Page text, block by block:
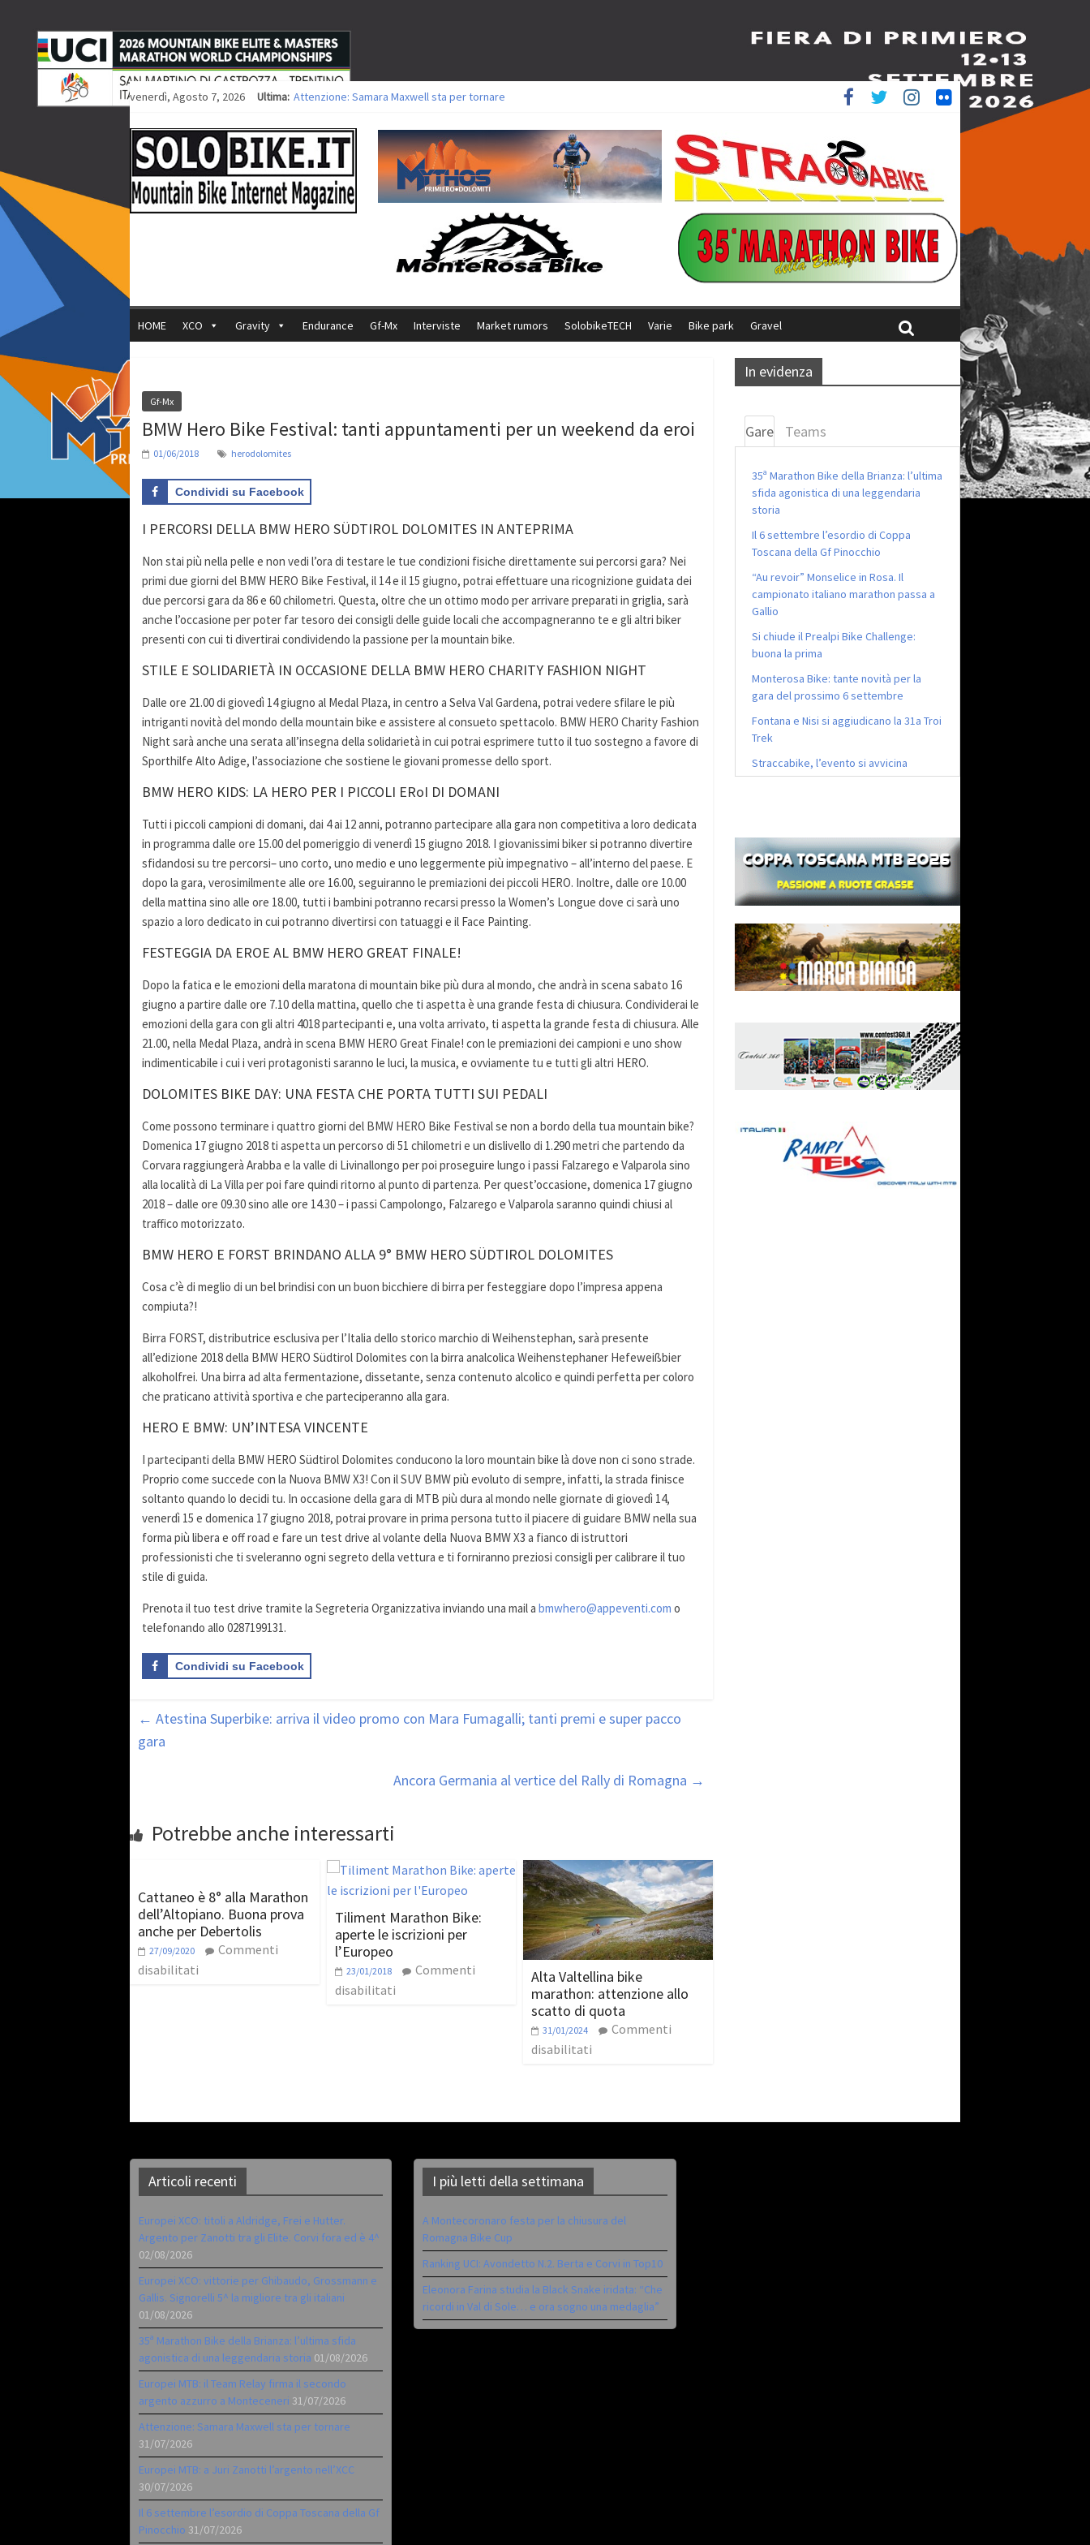
venerdì, Agosto 7, 2026 Ultima: Attenzione: Samara Maxwell sta per tornare
Europei XCO: vittorie per Ghibaudo, Grossmann e Gallis. Signorelli 5^ la migliore tra gli italiani
35ª Marathon Bike della Brianza: l’ultima sfida agonistica di una leggendaria storia
Europei MTB: il Team Relay firma il secondo argento azzurro a Monteceneri
HOME XCO Gravity Endurance Gf-Mx Interviste Market rumors SolobikeTECH Varie Bike park Gravel
Gf-Mx
BMW Hero Bike Festival: tanti appuntamenti per un weekend da eroi
01/06/2018 herodolomites
Condividi su Facebook
I PERCORSI DELLA BMW HERO SÜDTIROL DOLOMITES IN ANTEPRIMA
Non stai più nella pelle e non vedi l’ora di testare le tue condizioni fisiche direttamente sui percorsi gara? Nei
primi due giorni del BMW HERO Bike Festival, il 14 e il 15 giugno, potrai effettuare una ricognizione guidata dei
due percorsi gara da 86 e 60 chilometri. Questa, oltre che un ottimo modo per arrivare preparati in griglia, sarà
anche l’occasione per poter far tesoro dei consigli delle guide locali che accompagneranno te e gli altri biker
presenti con cui ti divertirai condividendo la passione per la mountain bike.
STILE E SOLIDARIETÀ IN OCCASIONE DELLA BMW HERO CHARITY FASHION NIGHT
Dalle ore 21.00 di giovedì 14 giugno al Medal Plaza, in centro a Selva Val Gardena, potrai vedere sfilare le più
intriganti novità del mondo della mountain bike e assistere al consueto spettacolo. BMW HERO Charity Fashion
Night sarà anche una serata all’insegna della solidarietà in cui potrai esprimere tutto il tuo sostegno a favore di
Sporthilfe Alto Adige, l’associazione che sostiene le giovani promesse dello sport.
BMW HERO KIDS: LA HERO PER I PICCOLI ERoI DI DOMANI
Tutti i piccoli campioni di domani, dai 4 ai 12 anni, potranno partecipare alla gara non competitiva a loro dedicata
in programma dalle ore 15.00 del pomeriggio di venerdì 15 giugno 2018. I giovanissimi biker si potranno divertire
sfidandosi su tre percorsi– uno corto, uno medio e uno leggermente più impegnativo – all’interno del paese. E
dopo la gara, verosimilmente alle ore 16.00, seguiranno le premiazioni dei piccoli HERO. Inoltre, dalle ore 10.00
della mattina sino alle ore 18.00, tutti i bambini potranno recarsi presso la Women’s Longue dove ci sarà uno
spazio a loro dedicato in cui potranno divertirsi con tatuaggi e il Face Painting.
FESTEGGIA DA EROE AL BMW HERO GREAT FINALE!
Dopo la fatica e le emozioni della maratona di mountain bike più dura al mondo, che andrà in scena sabato 16
giugno a partire dalle ore 7.10 della mattina, quello che ti aspetta è una grande festa di chiusura. Condividerai le
emozioni della gara con gli altri 4018 partecipanti e, una volta arrivato, ti aspetta la grande festa di chiusura. Alle
21.00, nella Medal Plaza, andrà in scena BMW HERO Great Finale! con le premiazioni dei campioni e uno show
indimenticabile i cui i veri protagonisti saranno le luci, la musica, e ovviamente tu e tutti gli altri HERO.
DOLOMITES BIKE DAY: UNA FESTA CHE PORTA TUTTI SUI PEDALI
Come possono terminare i quattro giorni del BMW HERO Bike Festival se non a bordo della tua mountain bike?
Domenica 17 giugno 2018 ti aspetta un percorso di 51 chilometri e un dislivello di 1.290 metri che partendo da
Corvara raggiungerà Arabba e la valle di Livinallongo per poi proseguire lungo i passi Falzarego e Valparola sino
alla località di La Villa per poi fare quindi ritorno al punto di partenza. Per quest’occasione, domenica 17 giugno
2018 – dalle ore 09.30 sino alle ore 14.30 – i passi Campolongo, Falzarego e Valparola saranno quindi chiusi al
traffico motorizzato.
BMW HERO E FORST BRINDANO ALLA 9° BMW HERO SÜDTIROL DOLOMITES
Cosa c’è di meglio di un bel brindisi con un buon bicchiere di birra per festeggiare dopo l’impresa appena
compiuta?!
Birra FORST, distributrice esclusiva per l’Italia dello storico marchio di Weihenstephan, sarà presente
all’edizione 2018 della BMW HERO Südtirol Dolomites con la birra analcolica Weihenstephaner Hefeweißbier
alkoholfrei. Una birra ad alta fermentazione, dissetante, senza contenuto alcolico e quindi perfetta per coloro
che praticano attività sportiva e che parteciperanno alla gara.
HERO E BMW: UN’INTESA VINCENTE
I partecipanti della BMW HERO Südtirol Dolomites conducono la loro mountain bike là dove non ci sono strade.
Proprio come succede con la Nuova BMW X3! Con il SUV BMW più evoluto di sempre, infatti, la strada finisce
soltanto quando lo decidi tu. In occasione della gara di MTB più dura al mondo nelle giornate di giovedì 14,
venerdì 15 e domenica 17 giugno 2018, potrai provare in prima persona tutto il piacere di guidare BMW nella sua
forma più libera e off road e fare un test drive al volante della Nuova BMW X3 a fianco di istruttori
professionisti che ti sveleranno ogni segreto della vettura e ti forniranno preziosi consigli per calibrare il tuo
stile di guida.
Prenota il tuo test drive tramite la Segreteria Organizzativa inviando una mail a bmwhero@appeventi.com o
telefonando allo 0287199131.
Condividi su Facebook
← Atestina Superbike: arriva il video promo con Mara Fumagalli; tanti premi e super pacco
gara
Ancora Germania al vertice del Rally di Romagna →
Potrebbe anche interessarti
Cattaneo è 8° alla Marathon
dell’Altopiano. Buona prova
anche per Debertolis
27/09/2020
Commenti
disabilitati
Tiliment Marathon Bike:
aperte le iscrizioni per
l’Europeo
23/01/2018
Commenti
disabilitati
Alta Valtellina bike
marathon: attenzione allo
scatto di quota
31/01/2024
Commenti
disabilitati
In evidenza
Gare Teams
35ª Marathon Bike della Brianza: l’ultima
sfida agonistica di una leggendaria
storia
Il 6 settembre l’esordio di Coppa
Toscana della Gf Pinocchio
“Au revoir” Monselice in Rosa. Il
campionato italiano marathon passa a
Gallio
Si chiude il Prealpi Bike Challenge:
buona la prima
Monterosa Bike: tante novità per la
gara del prossimo 6 settembre
Fontana e Nisi si aggiudicano la 31a Troi
Trek
Straccabike, l’evento si avvicina
Articoli recenti
Europei XCO: titoli a Aldridge, Frei e Hutter.
Argento per Zanotti tra gli Elite. Corvi fora ed è 4^
02/08/2026
Europei XCO: vittorie per Ghibaudo, Grossmann e
Gallis. Signorelli 5^ la migliore tra gli italiani
01/08/2026
35ª Marathon Bike della Brianza: l’ultima sfida
agonistica di una leggendaria storia 01/08/2026
Europei MTB: il Team Relay firma il secondo
argento azzurro a Monteceneri 31/07/2026
Attenzione: Samara Maxwell sta per tornare
31/07/2026
Europei MTB: a Juri Zanotti l’argento nell’XCC
30/07/2026
Il 6 settembre l’esordio di Coppa Toscana della Gf
Pinocchio 31/07/2026
I più letti della settimana
A Montecoronaro festa per la chiusura del
Romagna Bike Cup
Ranking UCI: Avondetto N.2. Berta e Corvi in Top10
Eleonora Farina studia la Black Snake iridata: “Che
ricordi in Val di Sole… e ora sogno una medaglia”